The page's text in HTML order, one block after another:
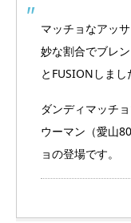
マッチョなアッ
妙な割合でブレ
とFUSIONしまし
ダンディマッチ
ウーマン（愛山
ョの登場です。